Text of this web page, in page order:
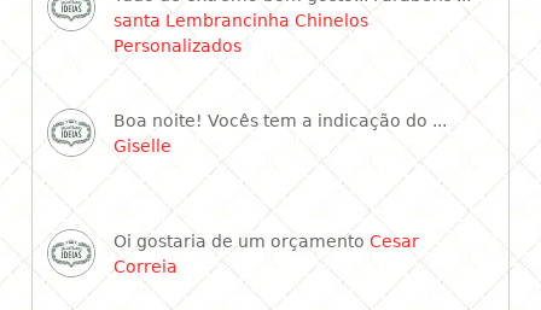
santa Lembrancinha Chinelos
Personalizados
Boa noite! Vocês tem a indicação do ...
Giselle
Oi gostaria de um orçamento Cesar
Correia